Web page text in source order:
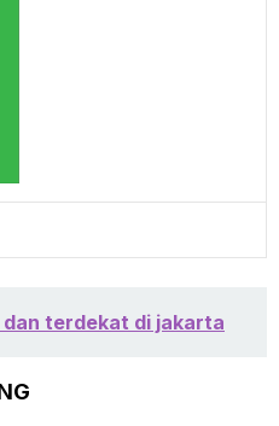
terdekat di jakarta